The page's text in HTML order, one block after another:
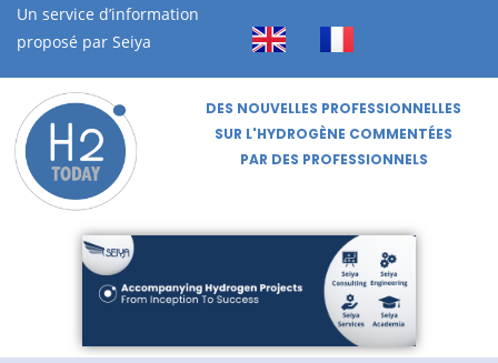
Un service d’information
proposé par Seiya
DES NOUVELLES PROFESSIONNELLES
SUR L'HYDROGÈNE COMMENTÉES
PAR DES PROFESSIONNELS